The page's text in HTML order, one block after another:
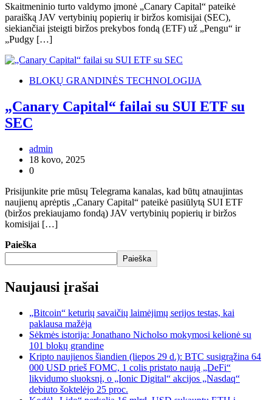
Skaitmeninio turto valdymo įmonė „Canary Capital“ pateikė
paraišką JAV vertybinių popierių ir biržos komisijai (SEC),
siekiančiai įsteigti biržos prekybos fondą (ETF) už „Pengu“ ir
„Pudgy […]
BLOKŲ GRANDINĖS TECHNOLOGIJA
„Canary Capital“ failai su SUI ETF su
SEC
admin
18 kovo, 2025
0
Prisijunkite prie mūsų Telegrama kanalas, kad būtų atnaujintas
naujienų aprėptis „Canary Capital“ pateikė pasiūlytą SUI ETF
(biržos prekiaujamo fondą) JAV vertybinių popierių ir biržos
komisijai […]
Paieška
Paieška
Naujausi įrašai
„Bitcoin“ keturių savaičių laimėjimų serijos testas, kai
paklausa mažėja
Sėkmės istorija: Jonathano Nicholso mokymosi kelionė su
101 blokų grandine
Kripto naujienos šiandien (liepos 29 d.): BTC susigrąžina 64
000 USD prieš FOMC, 1 colis pristato naują „DeFi“
likvidumo sluoksnį, o „Ionic Digital“ akcijos „Nasdaq“
debiuto šoktelėjo 25 proc.